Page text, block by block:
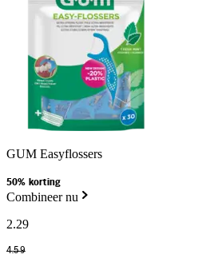
GUM Easyflossers
50% korting
Combineer nu
2.29
4.59